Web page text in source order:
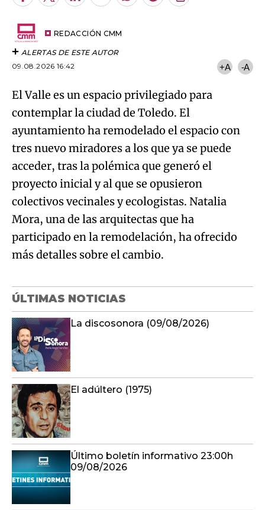
REDACCIÓN CMM
ALERTAS DE ESTE AUTOR
09.08.2026 16:42
+A -A
El Valle es un espacio privilegiado para
contemplar la ciudad de Toledo. El
ayuntamiento ha remodelado el espacio con
tres nuevo miradores a los que ya se puede
acceder, tras la polémica que generó el
proyecto inicial y al que se opusieron
colectivos vecinales y ecologistas. Natalia
Mora, una de las arquitectas que ha
participado en la remodelación, ha ofrecido
más detalles sobre el cambio.
ÚLTIMAS NOTICIAS
La discosonora (09/08/2026)
El adúltero (1975)
Último boletín informativo 23:00h
09/08/2026